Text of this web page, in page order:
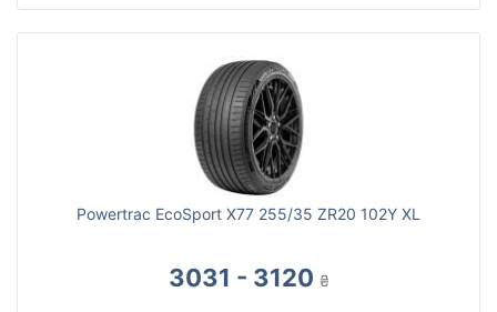
Powertrac EcoSport X77 255/35 ZR20 102Y XL
3031 - 3120 ₴